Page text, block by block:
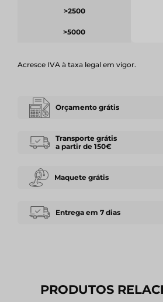
>2500
>5000
Acresce IVA à taxa legal em vigor.
Orçamento grátis
Transporte grátis
a partir de 150€
Maquete grátis
Entrega em 7 dias
PRODUTOS